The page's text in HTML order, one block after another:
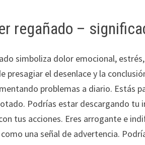
regañado –
simboliza dolor emocional,
presagiar el desenlace y la
problemas a diario. Estás
Podrías estar descargando tu
tus acciones. Eres arrogante e
una señal de advertencia.